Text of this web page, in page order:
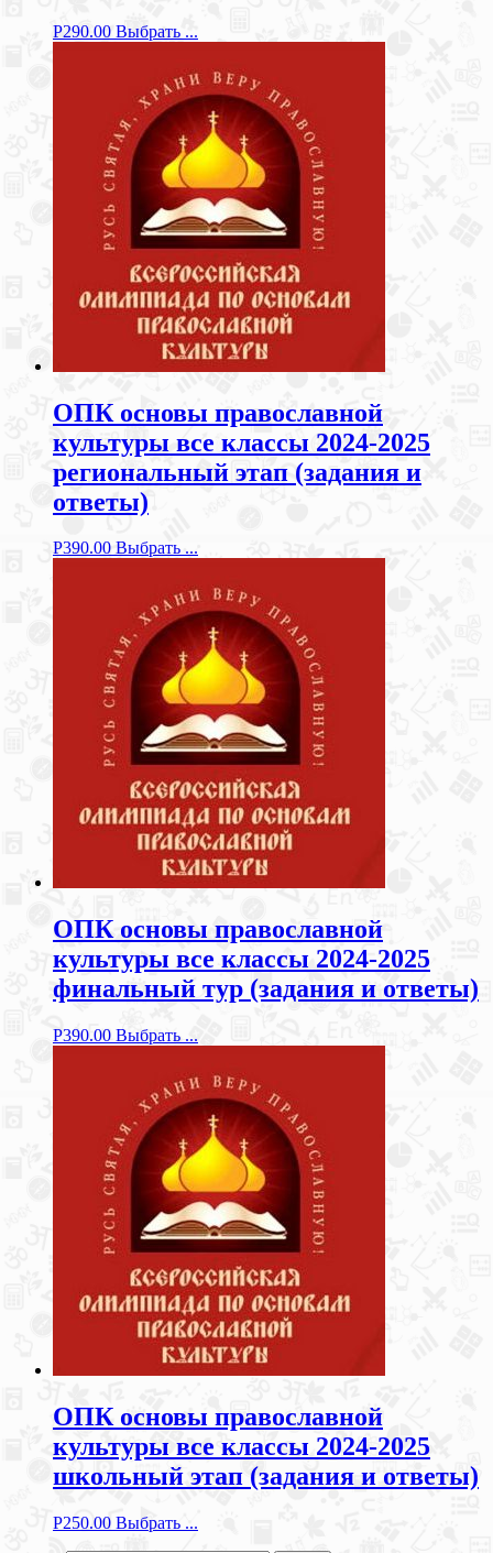
Р290.00 Выбрать ...
ОПК основы православной
культуры все классы 2024-2025
региональный этап (задания и
ответы)
Р390.00 Выбрать ...
ОПК основы православной
культуры все классы 2024-2025
финальный тур (задания и ответы)
Р390.00 Выбрать ...
ОПК основы православной
культуры все классы 2024-2025
школьный этап (задания и ответы)
Р250.00 Выбрать ...